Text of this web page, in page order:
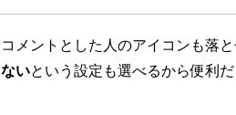
コメントとした人のアイコンも落
ないという設定も選べるから便利だ